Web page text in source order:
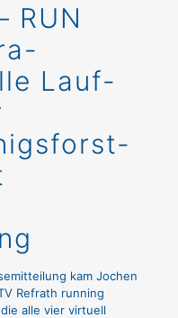
RUN
Lauf-
kam Jochen
Refrath running
alle vier virtuell